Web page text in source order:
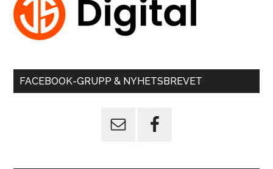
FACEBOOK-GRUPP & NYHETSBREVET